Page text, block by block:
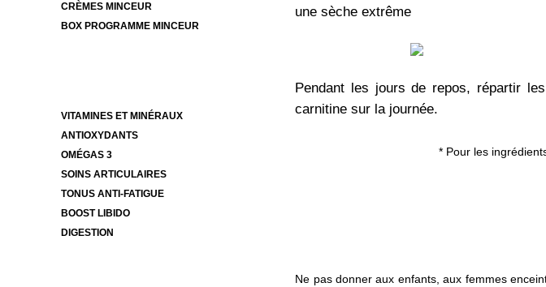
CRÈMES MINCEUR
BOX PROGRAMME MINCEUR
VITAMINES ET MINÉRAUX
ANTIOXYDANTS
OMÉGAS 3
SOINS ARTICULAIRES
TONUS ANTI-FATIGUE
BOOST LIBIDO
DIGESTION
une sèche extrême
Pendant les jours de repos, répartir
carnitine sur la journée.
* Pour les
Ne pas donner aux enfants, aux femmes